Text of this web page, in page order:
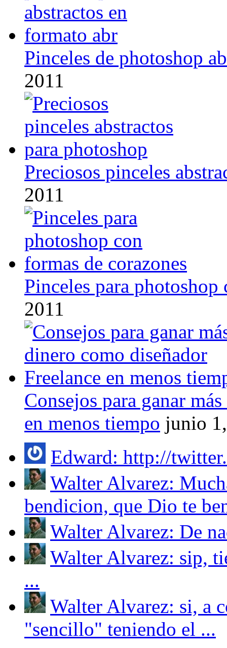
Pinceles de photoshop
2011
Preciosos pinceles
2011
Pinceles para photoshop
2011
Consejos para ganar
en menos tiempo junio
Edward: http://
Walter Alvarez:
bendicion, que Dio te
Walter Alvarez: De
Walter Alvarez: sip,
...
Walter Alvarez: si, a
"sencillo" teniendo el ...